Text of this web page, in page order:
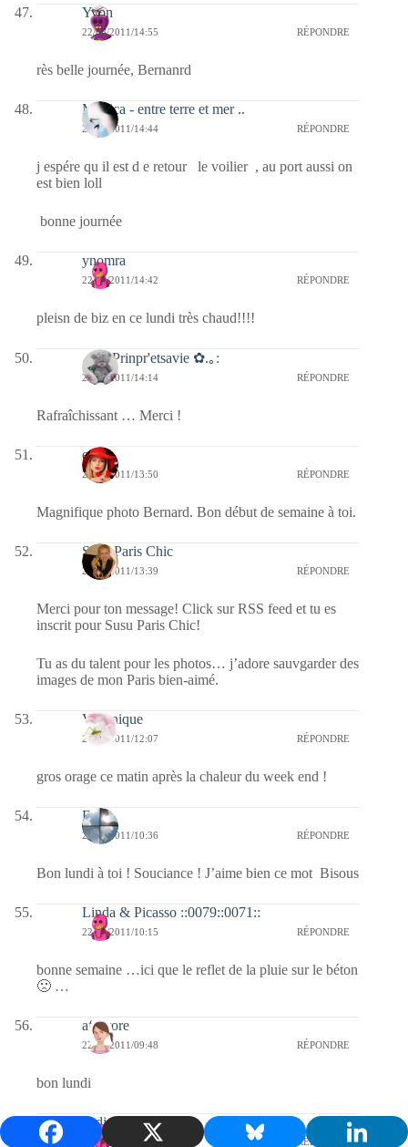
Yvon
22/08/2011/14:55 RÉPONDRE
rès belle journée, Bernanrd
Monica - entre terre et mer ..
22/08/2011/14:44 RÉPONDRE
j espére qu il est d e retour le voilier , au port aussi on
est bien loll
bonne journée
ynomra
22/08/2011/14:42 RÉPONDRE
pleisn de biz en ce lundi très chaud!!!!
.:｡✿ Prinpr'etsavie ✿.｡:
22/08/2011/14:14 RÉPONDRE
Rafraîchissant … Merci !
ema
22/08/2011/13:50 RÉPONDRE
Magnifique photo Bernard. Bon début de semaine à toi.
Susu Paris Chic
22/08/2011/13:39 RÉPONDRE
Merci pour ton message! Click sur RSS feed et tu es
inscrit pour Susu Paris Chic!
Tu as du talent pour les photos… j’adore sauvgarder des
images de mon Paris bien-aimé.
Véronique
22/08/2011/12:07 RÉPONDRE
gros orage ce matin après la chaleur du week end !
Fleur
22/08/2011/10:36 RÉPONDRE
Bon lundi à toi ! Souciance ! J’aime bien ce mot Bisous
Linda & Picasso ::0079::0071::
22/08/2011/10:15 RÉPONDRE
bonne semaine …ici que le reflet de la pluie sur le béton
🙁 …
afaurore
22/08/2011/09:48 RÉPONDRE
bon lundi
nadia
22/08/2011/09:10 RÉPONDRE